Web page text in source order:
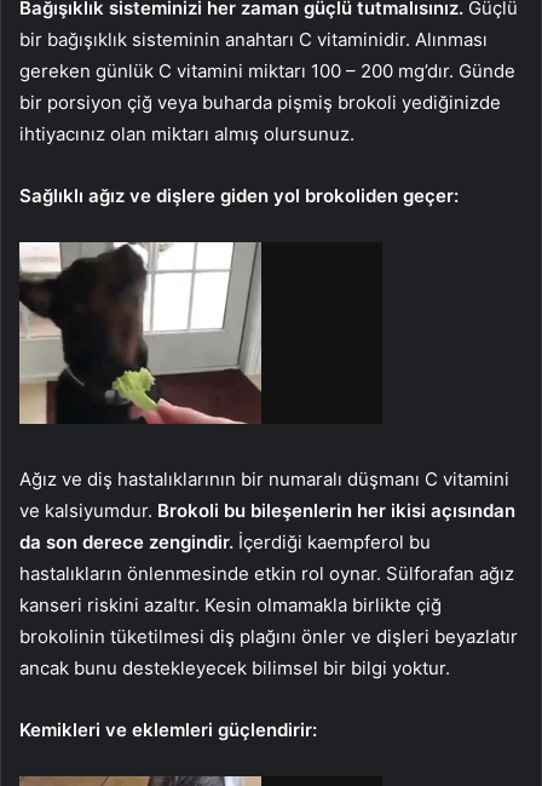
Bağışıklık sisteminizi her zaman güçlü tutmalısınız. Güçlü
bir bağışıklık sisteminin anahtarı C vitaminidir. Alınması
gereken günlük C vitamini miktarı 100 – 200 mg’dır. Günde
bir porsiyon çiğ veya buharda pişmiş brokoli yediğinizde
ihtiyacınız olan miktarı almış olursunuz.
Sağlıklı ağız ve dişlere giden yol brokoliden geçer:
Ağız ve diş hastalıklarının bir numaralı düşmanı C vitamini
ve kalsiyumdur. Brokoli bu bileşenlerin her ikisi açısından
da son derece zengindir. İçerdiği kaempferol bu
hastalıkların önlenmesinde etkin rol oynar. Sülforafan ağız
kanseri riskini azaltır. Kesin olmamakla birlikte çiğ
brokolinin tüketilmesi diş plağını önler ve dişleri beyazlatır
ancak bunu destekleyecek bilimsel bir bilgi yoktur.
Kemikleri ve eklemleri güçlendirir: